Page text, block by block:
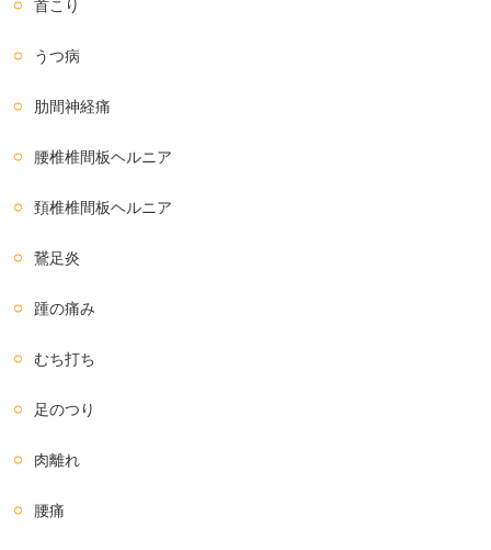
首こり
うつ病
肋間神経痛
腰椎椎間板ヘルニア
頚椎椎間板ヘルニア
鵞足炎
踵の痛み
むち打ち
足のつり
肉離れ
腰痛